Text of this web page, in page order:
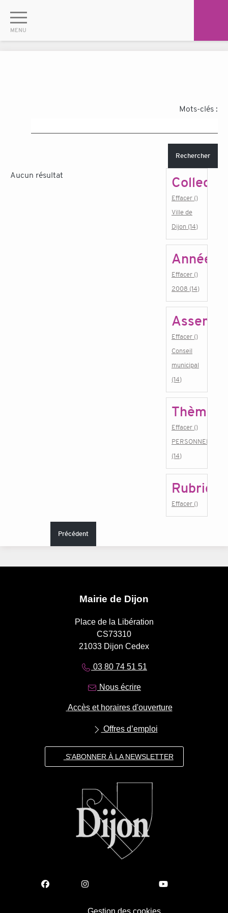
Mots-clés :
Rechercher
Aucun résultat
Effacer ()
Ville de
Dijon (14)
Année
Effacer ()
2008 (14)
Effacer ()
Conseil
municipal
(14)
Thème
Effacer ()
PERSONNEL
(14)
Rubrique
Effacer ()
Précédent
Mairie de Dijon
Place de la Libération
CS73310
21033 Dijon Cedex
03 80 74 51 51
Nous écrire
Accès et horaires d'ouverture
Offres d’emploi
S'ABONNER À LA NEWSLETTER
Gestion des cookies